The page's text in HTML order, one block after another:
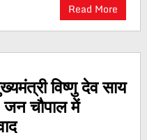
Read More
विष्णु देव साय
चौपाल में